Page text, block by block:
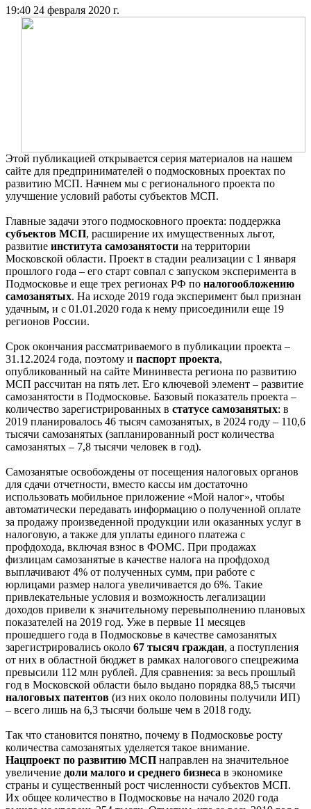
19:40 24 февраля 2020 г.
Этой публикацией открывается серия материалов на нашем
сайте для предпринимателей о подмосковных проектах по
развитию МСП. Начнем мы с регионального проекта по
улучшение условий работы субъектов МСП.
Главные задачи этого подмосковного проекта: поддержка
субъектов МСП, расширение их имущественных льгот,
развитие института самозанятости на территории
Московской области. Проект в стадии реализации с 1 января
прошлого года – его старт совпал с запуском эксперимента в
Подмосковье и еще трех регионах РФ по налогообложению
самозанятых. На исходе 2019 года эксперимент был признан
удачным, и с 01.01.2020 года к нему присоединили еще 19
регионов России.
Срок окончания рассматриваемого в публикации проекта –
31.12.2024 года, поэтому и паспорт проекта,
опубликованный на сайте Мининвеста региона по развитию
МСП рассчитан на пять лет. Его ключевой элемент – развитие
самозанятости в Подмосковье. Базовый показатель проекта –
количество зарегистрированных в статусе самозанятых: в
2019 планировалось 46 тысяч самозанятых, в 2024 году – 110,6
тысячи самозанятых (запланированный рост количества
самозанятых – 7,8 тысячи человек в год).
Самозанятые освобождены от посещения налоговых органов
для сдачи отчетности, вместо кассы им достаточно
использовать мобильное приложение «Мой налог», чтобы
автоматически передавать информацию о полученной оплате
за продажу произведенной продукции или оказанных услуг в
налоговую, а также для уплаты единого платежа с
профдохода, включая взнос в ФОМС. При продажах
физлицам самозанятые в качестве налога на профдоход
выплачивают 4% от полученных сумм, при работе с
юрлицами размер налога увеличивается до 6%. Такие
привлекательные условия и возможность легализации
доходов привели к значительному перевыполнению плановых
показателей на 2019 год. Уже в первые 11 месяцев
прошедшего года в Подмосковье в качестве самозанятых
зарегистрировались около 67 тысяч граждан, а поступления
от них в областной бюджет в рамках налогового спецрежима
превысили 112 млн рублей. Для сравнения: за весь прошлый
год в Московской области было выдано порядка 88,5 тысячи
налоговых патентов (из них около половины получили ИП)
– всего лишь на 6,3 тысячи больше чем в 2018 году.
Так что становится понятно, почему в Подмосковье росту
количества самозанятых уделяется такое внимание.
Нацпроект по развитию МСП направлен на значительное
увеличение доли малого и среднего бизнеса в экономике
страны и существенный рост численности субъектов МСП.
Их общее количество в Подмосковье на начало 2020 года